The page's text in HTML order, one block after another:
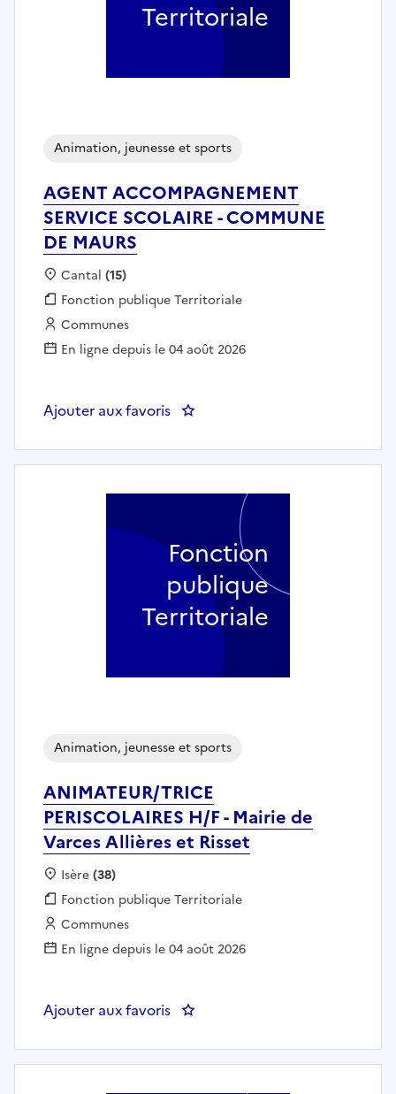
AGENT ACCOMPAGNEMENT
SERVICE SCOLAIRE - COMMUNE
DE MAURS
Animation, jeunesse et sports
Localisation :
Cantal (15)
Fonction publique :
Fonction publique Territoriale
Employeur :
Communes
En ligne depuis le 04 août 2026
Ajouter aux favoris : AGENT ACCOMPAGNEMENT
Territoriale
ANIMATEUR/TRICE
PERISCOLAIRES H/F - Mairie de
Varces Allières et Risset
Animation, jeunesse et sports
Localisation :
Isère(38)
Fonction publique :
Fonction publique Territoriale
Employeur :
Communes
En ligne depuis le 04 août 2026
Ajouter aux favoris : ANIMATEUR/TRICE
Fonction
publique
Territoriale